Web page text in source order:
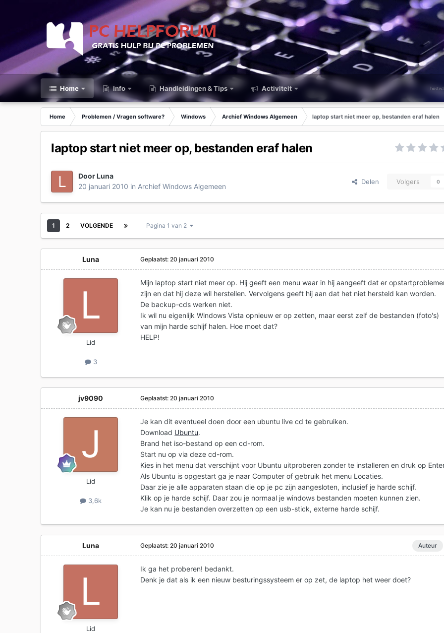
Home Info Handleidingen & Tips Activiteit
Home Problemen / Vragen software? Windows Archief Windows Algemeen laptop start niet meer op, bestanden eraf halen
laptop start niet meer op, bestanden eraf halen
DoorLuna
20 januari 2010 in Archief Windows Algemeen
Delen Volgers 0
1 2 VOLGENDE Pagina 1 van 2
Luna
Lid
3
Geplaatst:20 januari 2010
Mijn laptop start niet meer op. Hij geeft een menu waar in hij aangeeft dat er
zijn en dat hij deze wil herstellen. Vervolgens geeft hij aan dat het niet hersteld kan worden.
De backup-cds werken niet.
Ik wil nu eigenlijk Windows Vista opnieuw er op zetten, maar eerst zelf de bestanden (foto's)
van mijn harde schijf halen. Hoe moet dat?
HELP!
jv9090
Lid
3,6k
Geplaatst: 20 januari 2010
Je kan dit eventueel doen door een ubuntu live cd te gebruiken.
Download Ubuntu.
Brand het iso-bestand op een cd-rom.
Start nu op via deze cd-rom.
Kies in het menu dat verschijnt voor Ubuntu uitproberen zonder te installeren en druk op
Als Ubuntu is opgestart ga je naar Computer of gebruik het menu Locaties.
Daar zie je alle apparaten staan die op je pc zijn aangesloten, inclusief je harde schijf.
Klik op je harde schijf. Daar zou je normaal je windows bestanden moeten kunnen zien.
Je kan nu je bestanden overzetten op een usb-stick, externe harde schijf.
Luna
Lid
Auteur
Geplaatst: 20 januari 2010
Ik ga het proberen! bedankt.
Denk je dat als ik een nieuw besturingssysteem er op zet, de laptop het weer doet?